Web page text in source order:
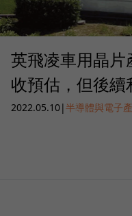
英飛凌車用晶
收預估，但後續
2022.05.10|半導體與電子